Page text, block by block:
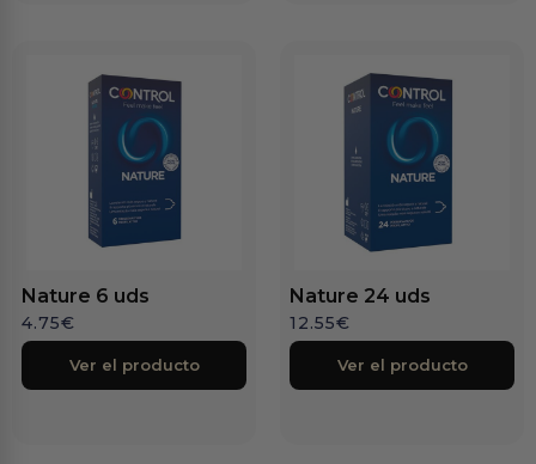
Nature 6 uds
4.75€
Ver el producto
Nature 24 uds
12.55€
Ver el producto